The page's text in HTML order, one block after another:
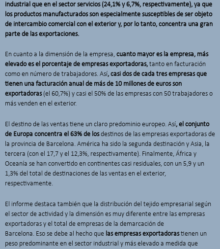
industrial que en el sector servicios (24,1% y 6,7%, respectivamente), ya que
los productos manufacturados son especialmente susceptibles de ser objeto
de intercambio comercial con el exterior y, por lo tanto, concentra una gran
parte de las exportaciones.
En cuanto a la dimensión de la empresa, cuanto mayor es la empresa, más
elevado es el porcentaje de empresas exportadoras, tanto en facturación
como en número de trabajadores. Así, casi dos de cada tres empresas que
tienen una facturación anual de más de 10 millones de euros son
exportadoras(el 60,7%) y casi el 50% de las empresas con 50 trabajadores o
más venden en el exterior.
El destino de las ventas tiene un claro predominio europeo. Así, el conjunto
de Europa concentra el 63% de losdestinos de las empresas exportadoras de
la provincia de Barcelona. América ha sido la segunda destinación y Asia, la
tercera (con el 17,7 y el 12,3%, respectivamente). Finalmente, África y
Oceanía se han convertido en continentes casi residuales, con un 5,9 y un
1,3% del total de destinaciones de las ventas en el exterior,
respectivamente.
El informe destaca también que la distribución del tejido empresarial según
el sector de actividad y la dimensión es muy diferente entre las empresas
exportadoras y el total de empresas de la demarcación de
Barcelona. Eso se debe al hecho que las empresas exportadorastienen un
peso predominante en el sector industrial y más elevado a medida que